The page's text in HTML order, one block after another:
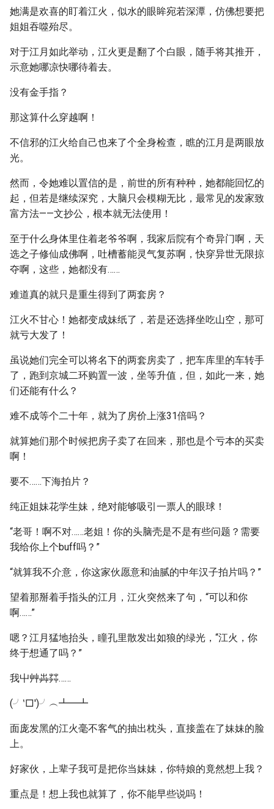
她满是欢喜的盯着江火，似水的眼眸宛若深潭，仿佛想要把
姐姐吞噬殆尽。
对于江月如此举动，江火更是翻了个白眼，随手将其推开，
示意她哪凉快哪待着去。
没有金手指？
那这算什么穿越啊！
不信邪的江火给自己也来了个全身检查，瞧的江月是两眼放
光。
然而，令她难以置信的是，前世的所有种种，她都能回忆的
起，但若是继续深究，大脑只会模糊无比，最常见的发家致
富方法——文抄公，根本就无法使用！
至于什么身体里住着老爷爷啊，我家后院有个奇异门啊，天
选之子修仙成佛啊，吐槽蓄能灵气复苏啊，快穿异世无限掠
夺啊，这些，她都没有……
难道真的就只是重生得到了两套房？
江火不甘心！她都变成妹纸了，若是还选择坐吃山空，那可
就亏大发了！
虽说她们完全可以将名下的两套房卖了，把车库里的车转手
了，跑到京城二环购置一波，坐等升值，但，如此一来，她
们还能有什么？
难不成等个二十年，就为了房价上涨31倍吗？
就算她们那个时候把房子卖了在回来，那也是个亏本的买卖
啊！
要不……下海拍片？
纯正姐妹花学生妹，绝对能够吸引一票人的眼球！
“老哥！啊不对……老姐！你的头脑壳是不是有些问题？需要
我给你上个buff吗？”
“就算我不介意，你这家伙愿意和油腻的中年汉子拍片吗？”
望着那掰着手指头的江月，江火突然来了句，“可以和你
啊……”
嗯？江月猛地抬头，瞳孔里散发出如狼的绿光，“江火，你
终于想通了吗？”
我屮艸芔茻……
(╯‵□′)╯︵┻━┻
面庞发黑的江火毫不客气的抽出枕头，直接盖在了妹妹的脸
上。
好家伙，上辈子我可是把你当妹妹，你特娘的竟然想上我？
重点是！想上我也就算了，你不能早些说吗！